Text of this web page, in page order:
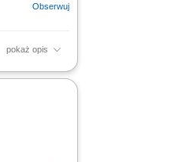
pokaż opis